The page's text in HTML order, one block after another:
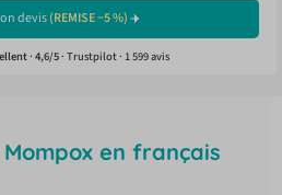
devis(REMISE −5 %)
· 4,6/5· Trustpilot · 1 599 avis
en français